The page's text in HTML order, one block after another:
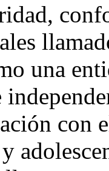
una
con